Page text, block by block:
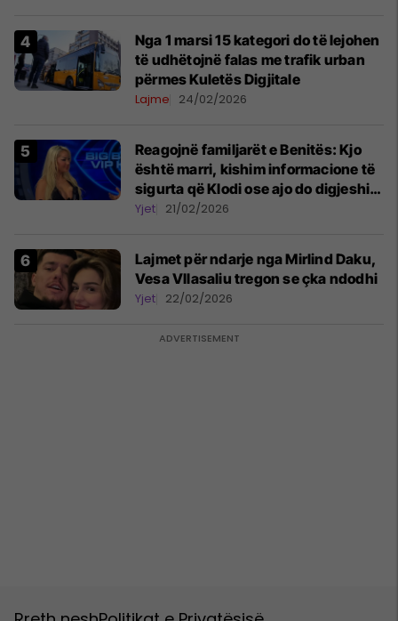
Nga 1 marsi 15 kategori do të lejohen
të udhëtojnë falas me trafik urban
përmes Kuletës Digjitale
Lajme 24/02/2026
Reagojnë familjarët e Benitës: Kjo
është marri, kishim informacione të
sigurta që Klodi ose ajo do digjeshin
për Hygertën
Yjet 21/02/2026
Lajmet për ndarje nga Mirlind Daku,
Vesa Vllasaliu tregon se çka ndodhi
Yjet 22/02/2026